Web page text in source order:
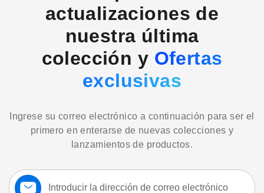
actualizaciones de
nuestra última
colección y Ofertas
exclusivas
Ingrese su correo electrónico a continuación para ser el
primero en enterarse de nuevas colecciones y
lanzamientos de productos.
Suscríbase
a